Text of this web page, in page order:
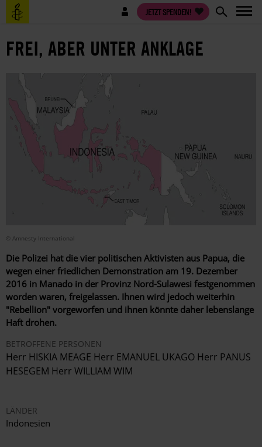
Direkt
zum
Benutzermenü JETZT SPENDEN!
FREI, ABER UNTER ANKLAGE
© Amnesty International
Die Polizei hat die vier politischen Aktivisten aus Papua, die
wegen einer friedlichen Demonstration am 19. Dezember
2016 in Manado in der Provinz Nord-Sulawesi festgenommen
worden waren, freigelassen. Ihnen wird jedoch weiterhin
"Rebellion" vorgeworfen und ihnen könnte daher lebenslange
Haft drohen.
BETROFFENE PERSONEN
Herr HISKIA MEAGE Herr EMANUEL UKAGO Herr PANUS
HESEGEM Herr WILLIAM WIM
LÄNDER
Indonesien